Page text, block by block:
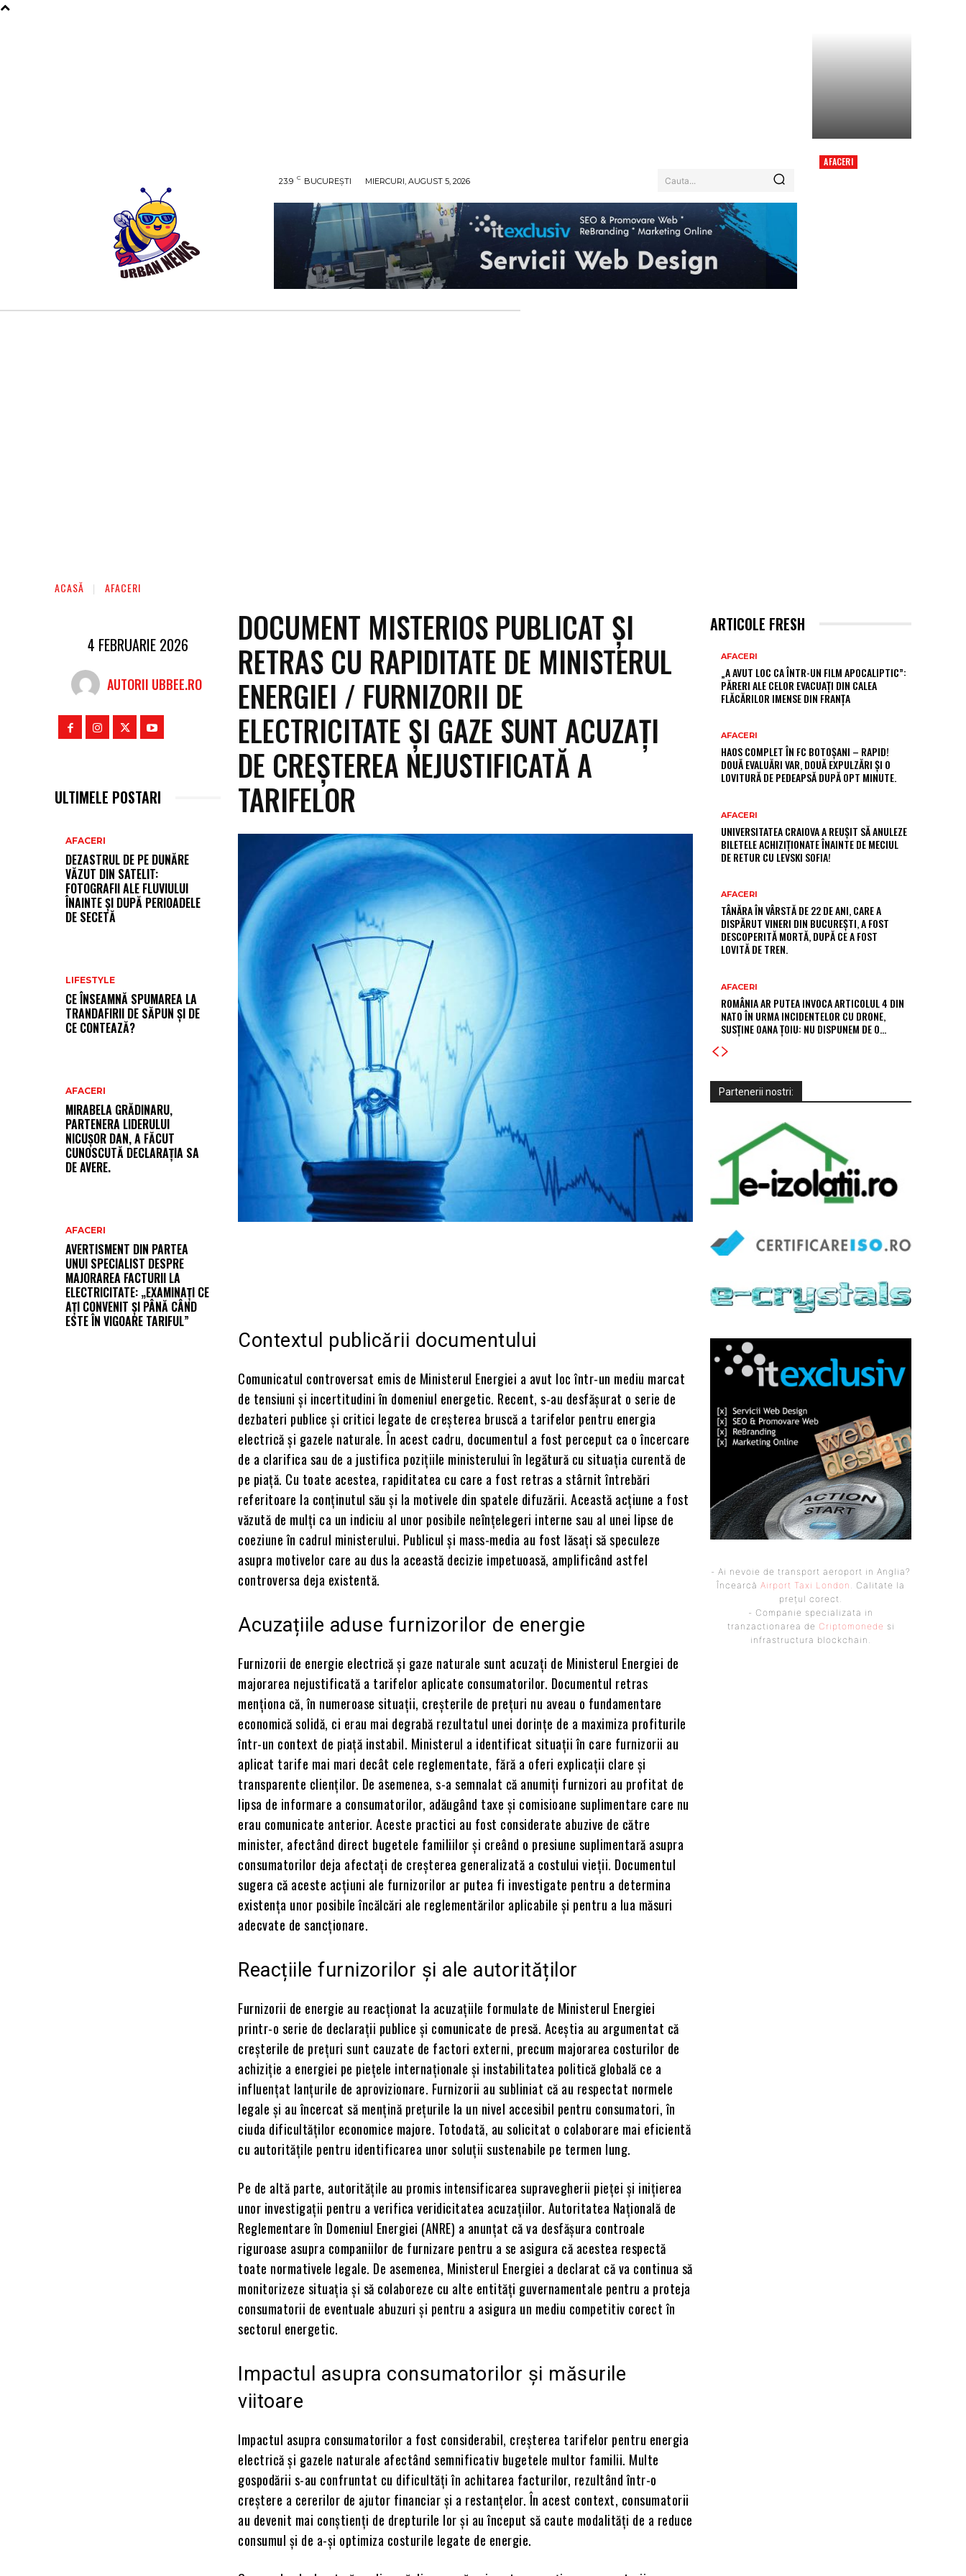
23.9 C BUCUREȘTI MIERCURI, AUGUST 5, 2026 Cauta...
AFACERI
ACASĂ AFACERI
4 FEBRUARIE 2026
AUTORII UBBEE.RO
ULTIMELE POSTARI
AFACERI
DEZASTRUL DE PE DUNĂRE
VĂZUT DIN SATELIT:
FOTOGRAFII ALE FLUVIULUI
ÎNAINTE ȘI DUPĂ PERIOADELE
DE SECETĂ
LIFESTYLE
CE ÎNSEAMNĂ SPUMAREA LA
TRANDAFIRII DE SĂPUN ȘI DE
CE CONTEAZĂ?
AFACERI
MIRABELA GRĂDINARU,
PARTENERA LIDERULUI
NICUȘOR DAN, A FĂCUT
CUNOSCUTĂ DECLARAȚIA SA
DE AVERE.
AFACERI
AVERTISMENT DIN PARTEA
UNUI SPECIALIST DESPRE
MAJORAREA FACTURII LA
ELECTRICITATE: „EXAMINAȚI CE
AȚI CONVENIT ȘI PÂNĂ CÂND
ESTE ÎN VIGOARE TARIFUL”
DOCUMENT MISTERIOS PUBLICAT ȘI
RETRAS CU RAPIDITATE DE MINISTERUL
ENERGIEI / FURNIZORII DE
ELECTRICITATE ȘI GAZE SUNT ACUZAȚI
DE CREȘTEREA NEJUSTIFICATĂ A
TARIFELOR
Contextul publicării documentului
Comunicatul controversat emis de Ministerul Energiei a avut loc într-un mediu marcat
de tensiuni și incertitudini în domeniul energetic. Recent, s-au desfășurat o serie de
dezbateri publice și critici legate de creșterea bruscă a tarifelor pentru energia
electrică și gazele naturale. În acest cadru, documentul a fost perceput ca o încercare
de a clarifica sau de a justifica pozițiile ministerului în legătură cu situația curentă de
pe piață. Cu toate acestea, rapiditatea cu care a fost retras a stârnit întrebări
referitoare la conținutul său și la motivele din spatele difuzării. Această acțiune a fost
văzută de mulți ca un indiciu al unor posibile neînțelegeri interne sau al unei lipse de
coeziune în cadrul ministerului. Publicul și mass-media au fost lăsați să speculeze
asupra motivelor care au dus la această decizie impetuoasă, amplificând astfel
controversa deja existentă.
Acuzațiile aduse furnizorilor de energie
Furnizorii de energie electrică și gaze naturale sunt acuzați de Ministerul Energiei de
majorarea nejustificată a tarifelor aplicate consumatorilor. Documentul retras
menționa că, în numeroase situații, creșterile de prețuri nu aveau o fundamentare
economică solidă, ci erau mai degrabă rezultatul unei dorințe de a maximiza profiturile
într-un context de piață instabil. Ministerul a identificat situații în care furnizorii au
aplicat tarife mai mari decât cele reglementate, fără a oferi explicații clare și
transparente clienților. De asemenea, s-a semnalat că anumiți furnizori au profitat de
lipsa de informare a consumatorilor, adăugând taxe și comisioane suplimentare care nu
erau comunicate anterior. Aceste practici au fost considerate abuzive de către
minister, afectând direct bugetele familiilor și creând o presiune suplimentară asupra
consumatorilor deja afectați de creșterea generalizată a costului vieții. Documentul
sugera că aceste acțiuni ale furnizorilor ar putea fi investigate pentru a determina
existența unor posibile încălcări ale reglementărilor aplicabile și pentru a lua măsuri
adecvate de sancționare.
Reacțiile furnizorilor și ale autorităților
Furnizorii de energie au reacționat la acuzațiile formulate de Ministerul Energiei
printr-o serie de declarații publice și comunicate de presă. Aceștia au argumentat că
creșterile de prețuri sunt cauzate de factori externi, precum majorarea costurilor de
achiziție a energiei pe piețele internaționale și instabilitatea politică globală ce a
influențat lanțurile de aprovizionare. Furnizorii au subliniat că au respectat normele
legale și au încercat să mențină prețurile la un nivel accesibil pentru consumatori, în
ciuda dificultăților economice majore. Totodată, au solicitat o colaborare mai eficientă
cu autoritățile pentru identificarea unor soluții sustenabile pe termen lung.
Pe de altă parte, autoritățile au promis intensificarea supravegherii pieței și inițierea
unor investigații pentru a verifica veridicitatea acuzațiilor. Autoritatea Națională de
Reglementare în Domeniul Energiei (ANRE) a anunțat că va desfășura controale
riguroase asupra companiilor de furnizare pentru a se asigura că acestea respectă
toate normativele legale. De asemenea, Ministerul Energiei a declarat că va continua să
monitorizeze situația și să colaboreze cu alte entități guvernamentale pentru a proteja
consumatorii de eventuale abuzuri și pentru a asigura un mediu competitiv corect în
sectorul energetic.
Impactul asupra consumatorilor și măsurile
viitoare
Impactul asupra consumatorilor a fost considerabil, creșterea tarifelor pentru energia
electrică și gazele naturale afectând semnificativ bugetele multor familii. Multe
gospodării s-au confruntat cu dificultăți în achitarea facturilor, rezultând într-o
creștere a cererilor de ajutor financiar și a restanțelor. În acest context, consumatorii
au devenit mai conștienți de drepturile lor și au început să caute modalități de a reduce
consumul și de a-și optimiza costurile legate de energie.
ARTICOLE FRESH
AFACERI
„A AVUT LOC CA ÎNTR-UN FILM APOCALIPTIC”:
PĂRERI ALE CELOR EVACUAȚI DIN CALEA
FLĂCĂRILOR IMENSE DIN FRANȚA
AFACERI
HAOS COMPLET ÎN FC BOTOȘANI – RAPID!
DOUĂ EVALUĂRI VAR, DOUĂ EXPULZĂRI ȘI O
LOVITURĂ DE PEDEAPSĂ DUPĂ OPT MINUTE.
AFACERI
UNIVERSITATEA CRAIOVA A REUȘIT SĂ ANULEZE
BILETELE ACHIZIȚIONATE ÎNAINTE DE MECIUL
DE RETUR CU LEVSKI SOFIA!
AFACERI
TÂNĂRA ÎN VÂRSTĂ DE 22 DE ANI, CARE A
DISPĂRUT VINERI DIN BUCUREȘTI, A FOST
DESCOPERITĂ MORTĂ, DUPĂ CE A FOST
LOVITĂ DE TREN.
AFACERI
ROMÂNIA AR PUTEA INVOCA ARTICOLUL 4 DIN
NATO ÎN URMA INCIDENTELOR CU DRONE,
SUSȚINE OANA ȚOIU: NU DISPUNEM DE O…
Partenerii nostri:
- Ai nevoie de transport aeroport in Anglia?
Încearcă Airport Taxi London . Calitate la
prețul corect.
- Companie specializata in
tranzactionarea de Criptomonede si
infrastructura blockchain.